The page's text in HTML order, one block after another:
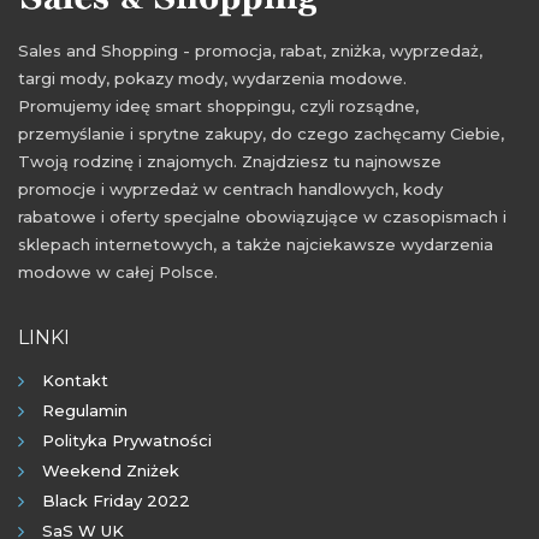
Sales and Shopping - promocja, rabat, zniżka, wyprzedaż,
targi mody, pokazy mody, wydarzenia modowe.
Promujemy ideę smart shoppingu, czyli rozsądne,
przemyślanie i sprytne zakupy, do czego zachęcamy Ciebie,
Twoją rodzinę i znajomych. Znajdziesz tu najnowsze
promocje i wyprzedaż w centrach handlowych, kody
rabatowe i oferty specjalne obowiązujące w czasopismach i
sklepach internetowych, a także najciekawsze wydarzenia
modowe w całej Polsce.
LINKI
Kontakt
Regulamin
Polityka Prywatności
Weekend Zniżek
Black Friday 2022
SaS W UK